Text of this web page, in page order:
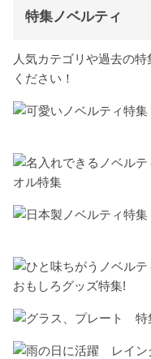
特集ノベルティ
人気カテゴリや過去の
ください！